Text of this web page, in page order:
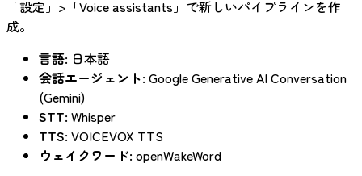
「設定」>「Voice assistants」で新しいパイプラインを作
成。
言語: 日本語
会話エージェント: Google Generative AI Conversation
(Gemini)
STT: Whisper
TTS: VOICEVOX TTS
ウェイクワード: openWakeWord